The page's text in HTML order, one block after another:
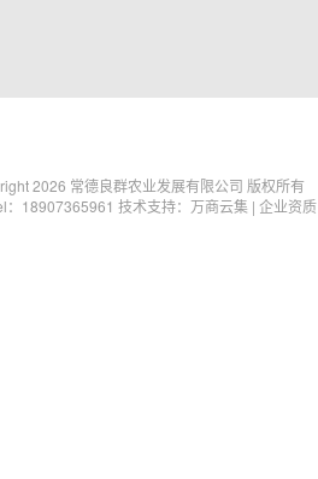
2026 常德良群农业发展有限公司 版权所有
：18907365961 技术支持： 万商云集 | 企业资质